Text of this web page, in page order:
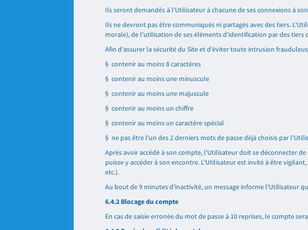
Ils seront demandés à l'Utilisateur à chacune de ses connexions à
Ils ne devront pas être communiqués ni partagés avec des tiers.
morale), de l'utilisation de ses éléments d'identification par des
Afin d'assurer la sécurité du Site et d'éviter toute intrusion
§ contenir au moins 8 caractères
§ contenir au moins une minuscule
§ contenir au moins une majuscule
§ contenir au moins un chiffre
§ contenir au moins un caractère spécial
§ ne pas être l'un des 2 derniers mots de passe déjà choisis par
Après avoir accédé à son compte, l'Utilisateur doit se déconnecter
puisse y accéder à son encontre. L'Utilisateur est invité à être
etc.).
Au bout de 9 minutes d'inactivité, un message informe l'Utilisateur
6.4.2 Blocage du compte
En cas de saisie erronée du mot de passe à 10 reprises, le compte